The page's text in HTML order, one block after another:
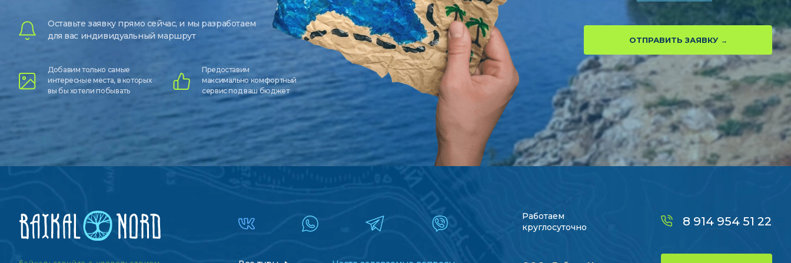
Оставьте заявку прямо сейчас, и мы разработаем
для вас индивидуальный маршрут
Добавим только самые
интересные места, в которых
вы бы хотели побывать
Предоставим
максимально комфортный
сервис под ваш бюджет
ОТПРАВИТЬ ЗАЯВКУ
Работаем
круглосуточно
8 914 954 51 22